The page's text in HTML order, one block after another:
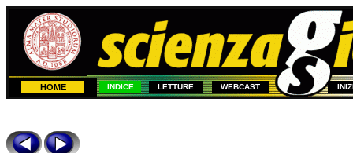
HOME INDICE LETTURE WEBCAST